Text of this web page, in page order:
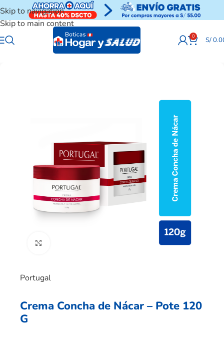
Skip to navigation
Skip to main content
0 S/
Portugal
Crema Concha de Nácar – Pote 120
G